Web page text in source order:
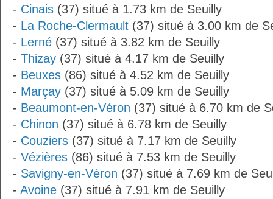
- Cinais (37) situé à 1.73 km de Seuilly
- La Roche-Clermault (37) situé à 3.00 km de
- Lerné (37) situé à 3.82 km de Seuilly
- Thizay (37) situé à 4.17 km de Seuilly
- Beuxes (86) situé à 4.52 km de Seuilly
- Marçay (37) situé à 5.09 km de Seuilly
- Beaumont-en-Véron (37) situé à 6.70 km de
- Chinon (37) situé à 6.78 km de Seuilly
- Couziers (37) situé à 7.17 km de Seuilly
- Vézières (86) situé à 7.53 km de Seuilly
- Savigny-en-Véron (37) situé à 7.69 km de
- Avoine (37) situé à 7.91 km de Seuilly